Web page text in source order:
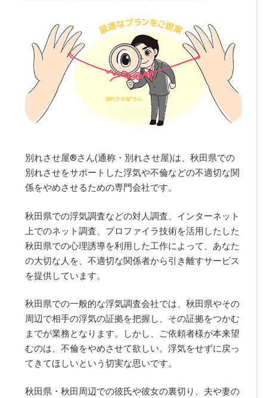
別れさせ屋®さん(通称・別れさせ屋)は、秋田県での
別れさせをサポートした浮気や不倫などの不適切な関
係をやめさせるための専門会社です。
秋田県での浮気調査などの対人調査、インターネット
上でのネット調査、プロファイラ技術を活用したした
秋田県での心理誘導を利用した工作によって、あなた
の大切な人を、不適切な関係者から引き離すサービス
を提供しています。
秋田県での一般的な浮気調査会社では、秋田県やその
周辺で相手の浮気の証拠を把握し、その証拠をつかむ
までが業務となります。しかし、ご依頼者様が本来望
むのは、不倫をやめさせて欲しい。浮気をせずに戻っ
てきてほしいという切実な思いです。
秋田県・秋田周辺での彼氏や彼女の裏切り、夫や妻の